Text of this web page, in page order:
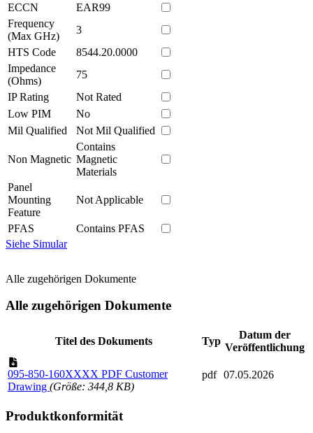
ECCN
EAR99
Frequency
(Max GHz)
3
HTS Code
8544.20.0000
Impedance
(Ohms)
75
IP Rating
Not Rated
Low PIM
No
Mil Qualified
Not Mil Qualified
Non Magnetic
Contains
Magnetic
Materials
Panel
Mounting
Feature
Not Applicable
PFAS
Contains PFAS
Siehe Simular
Alle zugehörigen Dokumente
Alle zugehörigen Dokumente
Titel des Dokuments Typ
Datum der
Veröffentlichung
095-850-160XXXX PDF Customer
Drawing (Größe: 344,8 KB)
pdf 07.05.2026
Produktkonformität